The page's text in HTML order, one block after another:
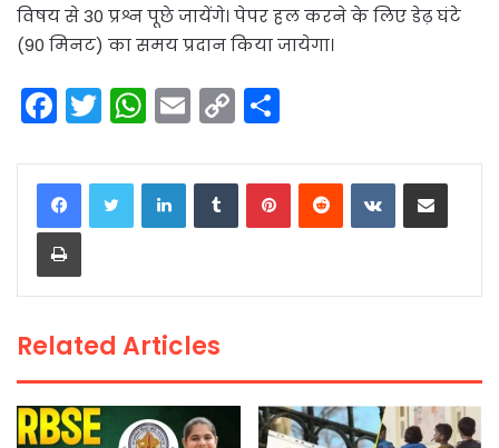
विषय से 30 प्रश्न पूछे जायेंगे। पेपर हल करने के लिए डेढ़ घंटे
(90 मिनट) का समय प्रदान किया जायेगा।
F
a
c
e
b
o
k
T
w
itt
er
W
h
a
ts
p
E
m
ai
C
o
p
n
ar
LinkedInTumblrPinterestReddit VKontakteShare via Email
Print
Related Articles